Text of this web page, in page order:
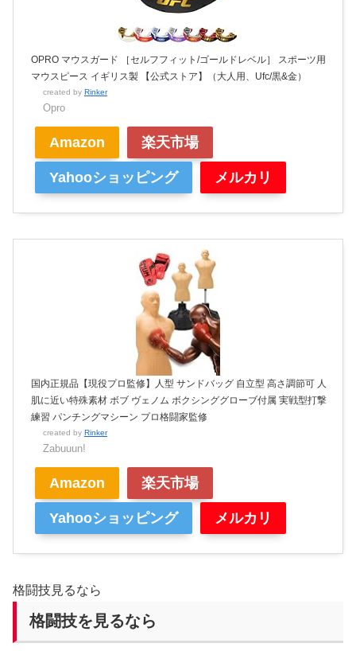
OPRO マウスガード ［セルフフィット/ゴールドレベル］ スポーツ用
マウスピース イギリス製 【公式ストア】（大人用、Ufc/黒&金）
created by Rinker
Opro
Amazon 楽天市場
Yahooショッピング メルカリ
国内正規品【現役プロ監修】人型 サンドバッグ 自立型 高さ調節可 人
肌に近い特殊素材 ボブ ヴェノム ボクシンググローブ付属 実戦型打撃
練習 パンチングマシーン プロ格闘家監修
created by Rinker
Zabuuun!
Amazon 楽天市場
Yahooショッピング メルカリ
格闘技見るなら
格闘技を見るなら